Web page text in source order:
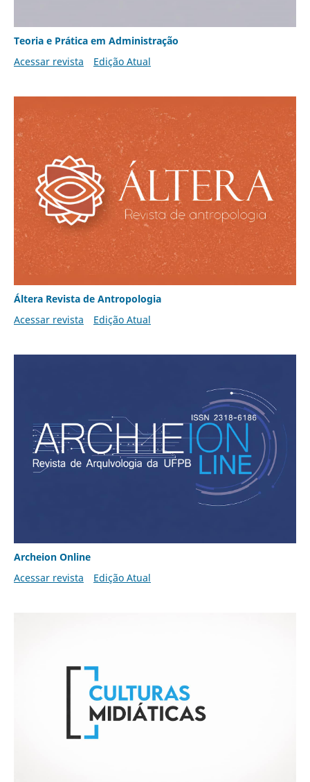
Teoria e Prática em Administração
Acessar revista
Edição Atual
Áltera Revista de Antropologia
Acessar revista
Edição Atual
Archeion Online
Acessar revista
Edição Atual